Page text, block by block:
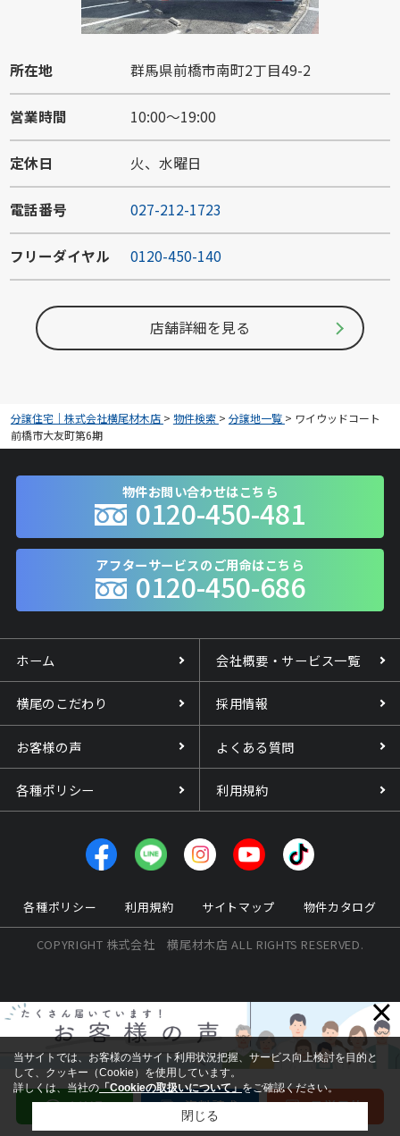
所在地 群馬県前橋市南町2丁目49-2
営業時間 10:00～19:00
定休日 火、水曜日
電話番号 027-212-1723
フリーダイヤル 0120-450-140
店舗詳細を見る
分譲住宅｜株式会社横尾材木店 > 物件検索 > 分譲地一覧 > ワイウッドコート
前橋市大友町第6期
物件お問い合わせはこちら
0120-450-481
アフターサービスのご用命はこちら
0120-450-686
ホーム 会社概要・サービス一覧
横尾のこだわり 採用情報
お客様の声 よくある質問
各種ポリシー 利用規約
各種ポリシー 利用規約 サイトマップ 物件カタログ
COPYRIGHT 株式会社 横尾材木店 ALL RIGHTS RESERVED.
×
当サイトでは、お客様の当サイト利用状況把握、サービス向上検討を目的と
して、クッキー（Cookie）を使用しています。
詳しくは、当社の「Cookieの取扱いについて」をご確認ください。
閉じる